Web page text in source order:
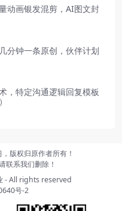
动画银发混剪，AI图文封
分钟一条原创，伙伴计划
，特定沟通逻辑回复模板
版权归原作者所有！
联系我们删除！
- All rights reserved
号-2